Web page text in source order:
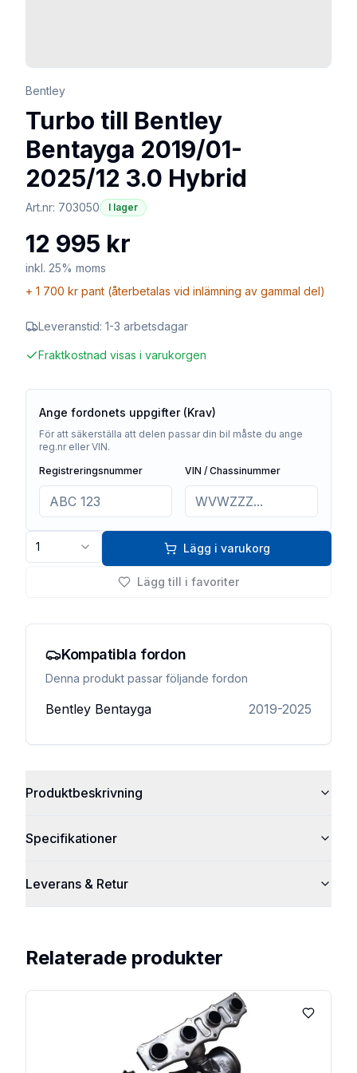
Bentley
Turbo till Bentley
Bentayga 2019/01-
2025/12 3.0 Hybrid
Art.nr: 703050 I lager
12 995 kr
inkl. 25% moms
+ 1 700 kr pant (återbetalas vid inlämning av gammal del)
Leveranstid: 1-3 arbetsdagar
Fraktkostnad visas i varukorgen
Ange fordonets uppgifter (Krav)
För att säkerställa att delen passar din bil måste du ange
reg.nr eller VIN.
Registreringsnummer
VIN / Chassinummer
1 Lägg i varukorg
Lägg till i favoriter
Kompatibla fordon
Denna produkt passar följande fordon
Bentley Bentayga 2019-2025
Produktbeskrivning
Specifikationer
Leverans & Retur
Relaterade produkter
Lägg till